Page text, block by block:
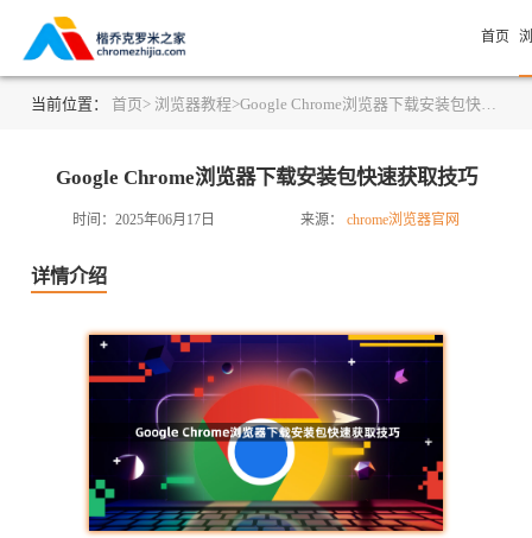
首页
当前位置： 首页> 浏览器教程>Google Chrome浏览器下载安装包快速获取技巧
Google Chrome浏览器下载安装包快速获取技巧
时间：2025年06月17日 来源： chrome浏览器官网
详情介绍